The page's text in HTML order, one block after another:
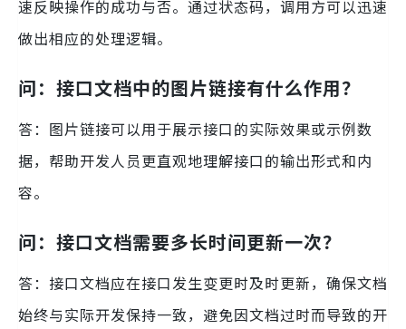
速反映操作的成功与否。通过状态码，调用方可以迅速
做出相应的处理逻辑。
问：接口文档中的图片链接有什么作用？
答：图片链接可以用于展示接口的实际效果或示例数
据，帮助开发人员更直观地理解接口的输出形式和内
容。
问：接口文档需要多长时间更新一次？
答：接口文档应在接口发生变更时及时更新，确保文档
始终与实际开发保持一致，避免因文档过时而导致的开